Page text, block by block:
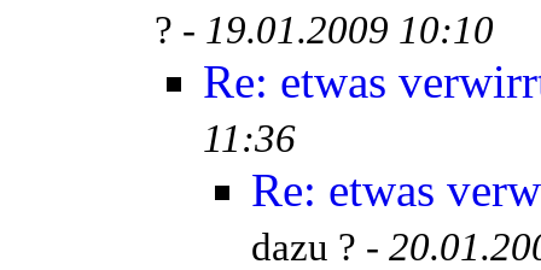
? - 19.01.2009 10:10
Re: etwas
11:36
Re: etwas
dazu ? -